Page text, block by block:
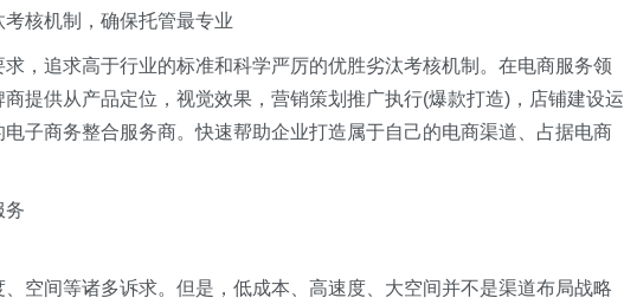
核机制，确保托管最专业
，追求高于行业的标准和科学严厉的优胜劣汰考核机制。在电商服务领
提供从产品定位，视觉效果，营销策划推广执行(爆款打造)，店铺建设运
子商务整合服务商。快速帮助企业打造属于自己的电商渠道、占据电商
务
空间等诸多诉求。但是，低成本、高速度、大空间并不是渠道布局战略